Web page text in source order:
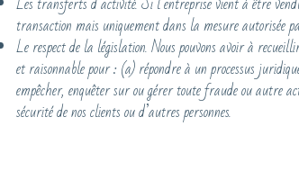
transaction mais uniquement dans la mesure autorisée
Le respect de la législation. Nous pouvons avoir à
et raisonnable pour : (a) répondre à un processus
empêcher, enquêter sur ou gérer toute fraude ou autre
sécurité de nos clients ou d’autres personnes.